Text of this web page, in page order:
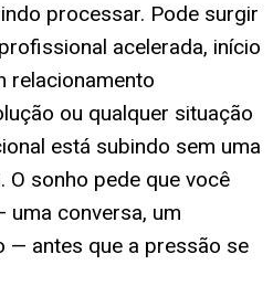
processar. Pode surgir
acelerada, início
relacionamento
ou qualquer situação
está subindo sem uma
O sonho pede que você
uma conversa, um
— antes que a pressão se